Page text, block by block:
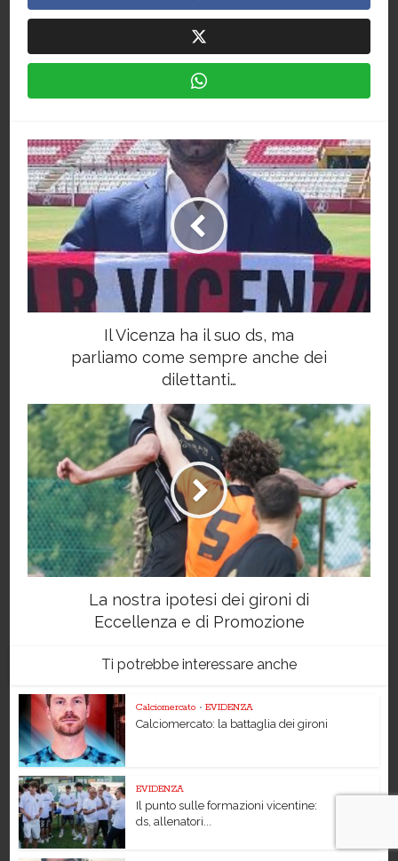
Il Vicenza ha il suo ds, ma
parliamo come sempre anche dei
dilettanti…
La nostra ipotesi dei gironi di
Eccellenza e di Promozione
Ti potrebbe interessare anche
Calciomercato • EVIDENZA
Calciomercato: la battaglia dei gironi
EVIDENZA
Il punto sulle formazioni vicentine:
ds, allenatori...